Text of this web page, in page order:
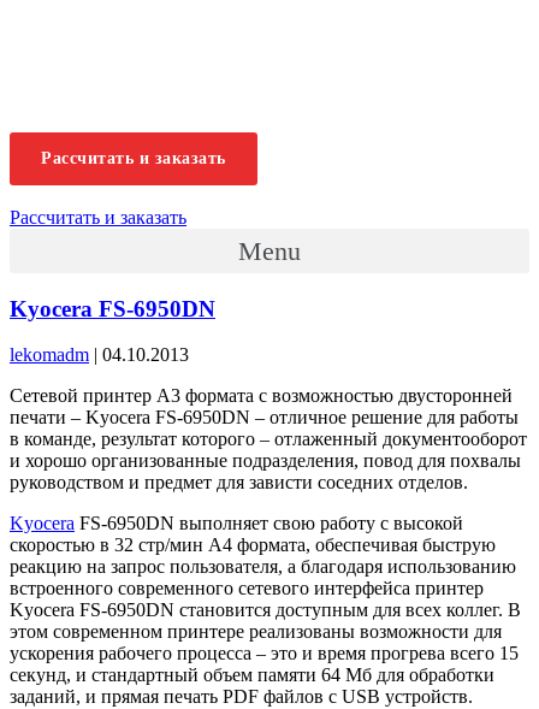
Рассчитать и заказать
Рассчитать и заказать
Menu
Kyocera FS-6950DN
lekomadm | 04.10.2013
Сетевой принтер А3 формата с возможностью двусторонней
печати – Kyocera FS-6950DN – отличное решение для работы
в команде, результат которого – отлаженный документооборот
и хорошо организованные подразделения, повод для похвалы
руководством и предмет для зависти соседних отделов.
Kyocera FS-6950DN выполняет свою работу с высокой
скоростью в 32 стр/мин А4 формата, обеспечивая быструю
реакцию на запрос пользователя, а благодаря использованию
встроенного современного сетевого интерфейса принтер
Kyocera FS-6950DN становится доступным для всех коллег. В
этом современном принтере реализованы возможности для
ускорения рабочего процесса – это и время прогрева всего 15
секунд, и стандартный объем памяти 64 Мб для обработки
заданий, и прямая печать PDF файлов с USB устройств.